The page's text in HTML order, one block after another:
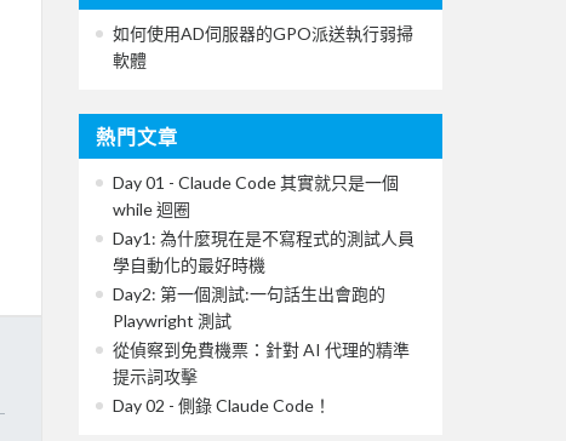
如何使用AD伺服器的GPO派送執行弱掃
軟體
熱門文章
Day 01 - Claude Code 其實就只是一個
while 迴圈
Day1: 為什麼現在是不寫程式的測試人員
學自動化的最好時機
Day2: 第一個測試:一句話生出會跑的
Playwright 測試
從偵察到免費機票：針對 AI 代理的精準
提示詞攻擊
Day 02 - 側錄 Claude Code！